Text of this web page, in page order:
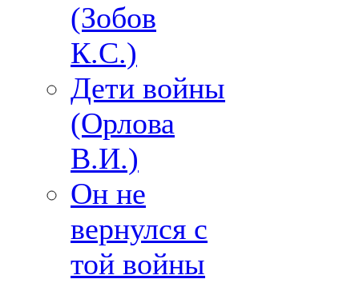
(Зобов
К.С.)
Дети войны
(Орлова
В.И.)
Он не
вернулся с
той войны